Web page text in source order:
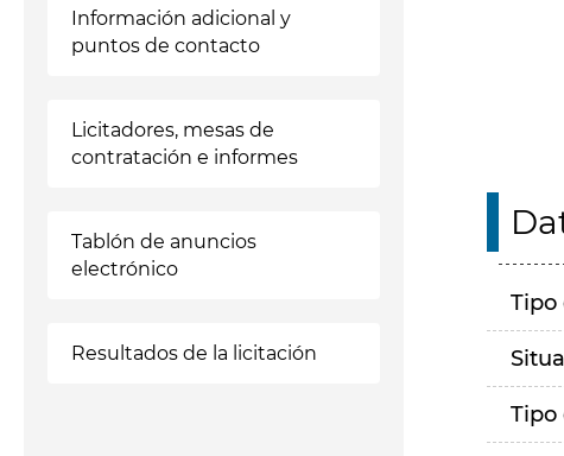
Información adicional y
puntos de contacto
Licitadores, mesas de
contratación e informes
Tablón de anuncios
electrónico
Resultados de la licitación
Tipo
Tipo